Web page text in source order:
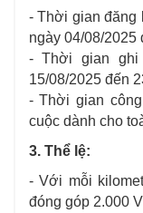
- Thời gian đăng
ngày 04/08/2025
- Thời gian ghi
15/08/2025 đến
- Thời gian
cuộc dành cho
3. Thể lệ:
- Với mỗi
đóng góp 2.000